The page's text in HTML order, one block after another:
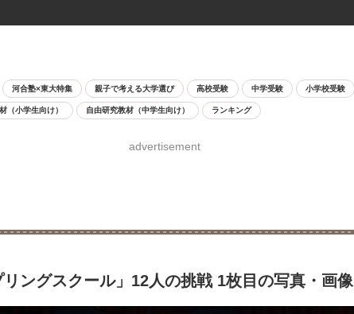
河合塾×東大特集 親子で考える大学選び 高校受験 中学受験 小学校受験
（小学生向け） 自由研究教材（中学生向け） ランキング
advertisement
ングスクール」12人の挑戦 1枚目の写真・画像